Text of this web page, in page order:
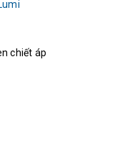
chiết áp